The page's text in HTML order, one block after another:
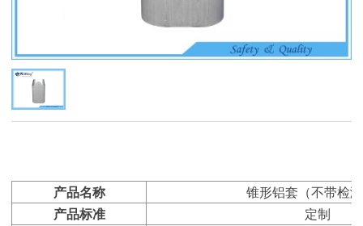
产品名称
锥形铝套（不带检
产品标准
定制